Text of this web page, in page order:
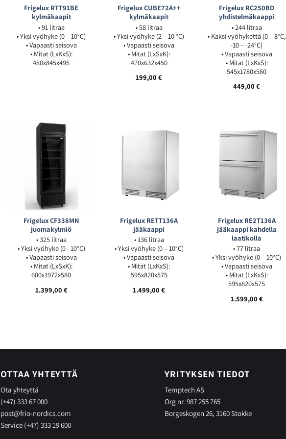
Frigelux RTT91BE
kylmäkaapit
• 91 litraa
• Yksi vyöhyke (0 – 10°C)
• Vapaasti seisova
• Mitat (LxKxS):
480x845x495
Frigelux CUBE72A++
kylmäkaapit
• 58 litraa
• Yksi vyöhyke (2 – 10 °C)
• Vapaasti seisova
• Mitat (LxSxK):
470x632x450
199,00€
Frigelux RC250BD
yhdistelmäkaappi
• 244 litraa
• Kaksi vyöhykettä (0 – 8°C,
-10 – -24°C)
• Vapaasti seisova
• Mitat (LxKxS):
545x1780x560
449,00€
Frigelux CF338MN
juomakylmiö
• 325 litraa
• Yksi vyöhyke (0 - 10°C)
• Vapaasti seisova
• Mitat (LxSxK):
600x1972x580
1.399,00 €
Frigelux RETT136A
jääkaappi
• 136 litraa
• Yksi vyöhyke (0 – 10°C)
• Vapaasti seisova
• Mitat (LxKxS):
595x820x575
1.499,00€
Frigelux RE2T136A
jääkaappi kahdella
laatikolla
• 77 litraa
• Yksi vyöhyke (0 – 10°C)
• Vapaasti seisova
• Mitat (LxKxS):
595x820x575
1.599,00 €
OTTAA YHTEYTTÄ
Ota yhteyttä
(+47) 333 67 000
post@frio-nordics.com
Service (+47) 333 19 600
YRITYKSEN TIEDOT
Temptech AS
Org nr. 987 255 765
Borgeskogen 26, 3160 Stokke